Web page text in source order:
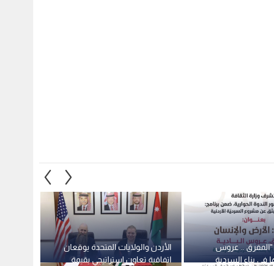
الأردن والولايات المتحدة يوقعان
اتفاقية تعاون استراتيجي بقيمة
"المفرق .. عروس
في بناء السردية